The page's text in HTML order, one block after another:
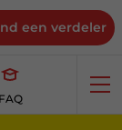
een verdeler
FAQ